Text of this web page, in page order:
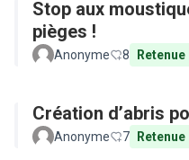
Stop aux
pièges !
Anonyme 8 Retenue
Création d’abris
Anonyme 7 Retenue